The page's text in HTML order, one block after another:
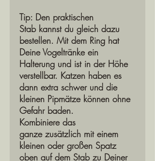
Tip: Den praktischen
Stab kannst du gleich dazu
bestellen. Mit dem Ring hat
Deine Vogeltränke ein
Halterung und ist in der Höhe
verstellbar. Katzen haben es
dann extra schwer und die
kleinen Pipmätze können ohne
Gefahr baden.
Kombiniere das
ganze zusätzlich mit einem
kleinen oder großen Spatz
oben auf dem Stab zu Deiner